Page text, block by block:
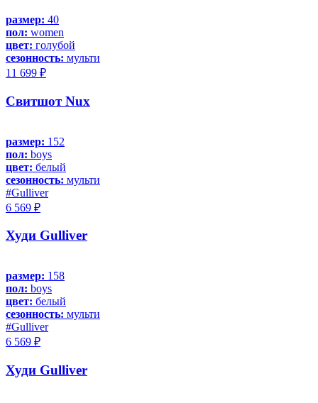
размер: 40
пол: women
цвет: голубой
сезонность: мульти
11 699 ₽
Свитшот Nux
размер: 152
пол: boys
цвет: белый
сезонность: мульти
#Gulliver
6 569 ₽
Худи Gulliver
размер: 158
пол: boys
цвет: белый
сезонность: мульти
#Gulliver
6 569 ₽
Худи Gulliver